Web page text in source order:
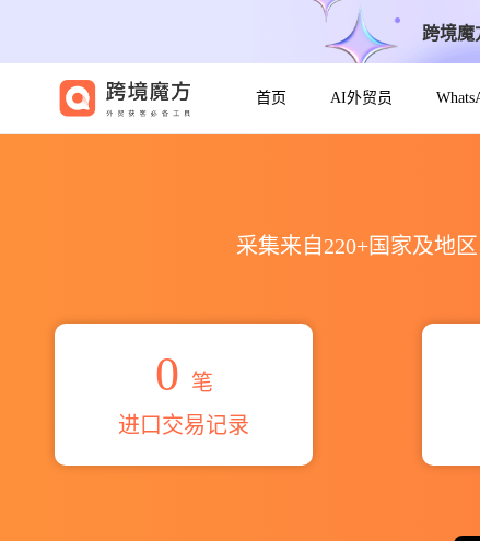
跨境魔
首页 AI外贸员
采集来自220+国家及地
0 笔
进口交易记录